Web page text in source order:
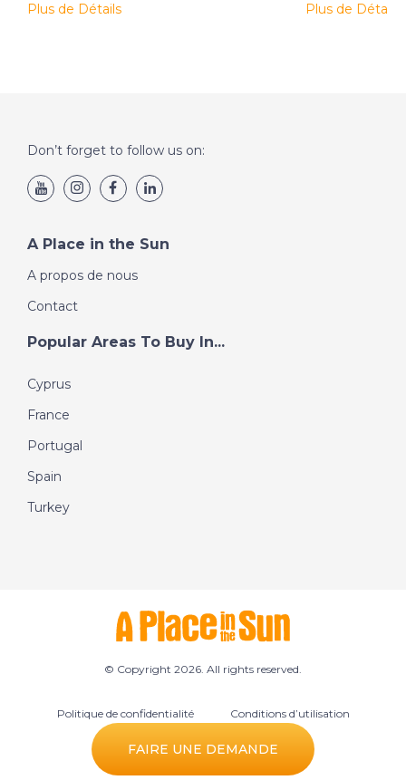
FAIRE UNE DEMANDE
Plus de Détails Plus de Détails
Don’t forget to follow us on:
A Place in the Sun
A propos de nous
Contact
Popular Areas To Buy In...
Cyprus
France
Portugal
Spain
Turkey
© Copyright 2026. All rights reserved.
Politique de confidentialité Conditions d’utilisation
Préférences des cookies